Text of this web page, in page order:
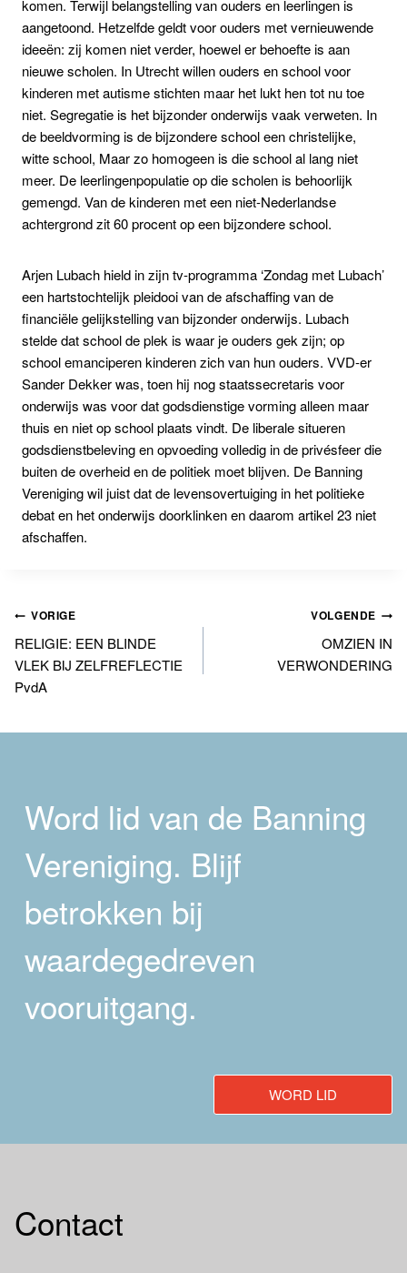
komen. Terwijl belangstelling van ouders en leerlingen is
aangetoond. Hetzelfde geldt voor ouders met vernieuwende
ideeën: zij komen niet verder, hoewel er behoefte is aan
nieuwe scholen. In Utrecht willen ouders en school voor
kinderen met autisme stichten maar het lukt hen tot nu toe
niet. Segregatie is het bijzonder onderwijs vaak verweten. In
de beeldvorming is de bijzondere school een christelijke,
witte school, Maar zo homogeen is die school al lang niet
meer. De leerlingenpopulatie op die scholen is behoorlijk
gemengd. Van de kinderen met een niet-Nederlandse
achtergrond zit 60 procent op een bijzondere school.
Arjen Lubach hield in zijn tv-programma ‘Zondag met Lubach’
een hartstochtelijk pleidooi van de afschaffing vande
financiële gelijkstelling van bijzonder onderwijs. Lubach
stelde dat school de plek is waar je ouders gek zijn; op
school emanciperen kinderen zich van hun ouders. VVD-er
Sander Dekker was, toen hij nog staatssecretaris voor
onderwijs was voor dat godsdienstige vorming alleen maar
thuis en niet op school plaats vindt. De liberale situeren
godsdienstbeleving en opvoeding volledig in de privésfeer die
buiten de overheid en de politiek moet blijven. De Banning
Vereniging wil juist dat de levensovertuiging in het politieke
debat en het onderwijs doorklinken en daarom artikel 23 niet
afschaffen.
Bericht
navigatie
VORIGE
RELIGIE: EEN BLINDE
VLEK BIJ ZELFREFLECTIE
PvdA
VOLGENDE
OMZIEN IN
VERWONDERING
Word lid van de Banning
Vereniging. Blijf
betrokken bij
waardegedreven
vooruitgang.
WORD LID
Contact